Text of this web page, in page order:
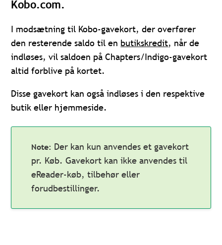
Kobo.com.
I modsætning til Kobo-gavekort, der overfører
den resterende saldo til en butikskredit, når de
indløses, vil saldoen på Chapters/Indigo-gavekort
altid forblive på kortet.
Disse gavekort kan også indløses i den respektive
butik eller hjemmeside.
Der kan kun anvendes et gavekort
pr. Køb. Gavekort kan ikke anvendes til
eReader-køb, tilbehør eller
forudbestillinger.